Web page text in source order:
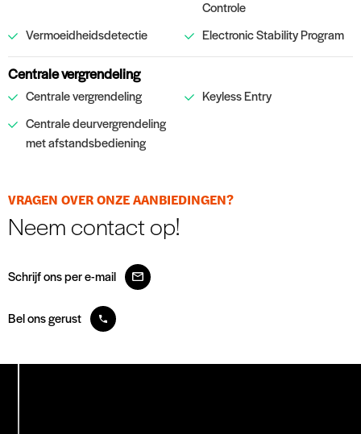
Controle
Vermoeidheidsdetectie
Electronic Stability Program
Centrale vergrendeling
Centrale vergrendeling
Keyless Entry
Centrale deurvergrendeling
met afstandsbediening
VRAGEN OVER ONZE AANBIEDINGEN?
Neem contact op!
Schrijf ons per e-mail
Bel ons gerust